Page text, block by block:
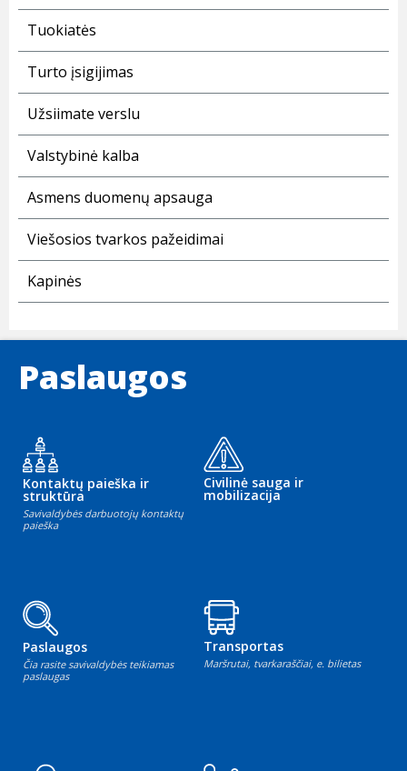
Tuokiatės
Turto įsigijimas
Užsiimate verslu
Valstybinė kalba
Asmens duomenų apsauga
Viešosios tvarkos pažeidimai
Kapinės
Paslaugos
Kontaktų paieška ir
struktūra
Savivaldybės darbuotojų kontaktų
paieška
Civilinė sauga ir
mobilizacija
Paslaugos
Čia rasite savivaldybės teikiamas
paslaugas
Transportas
Maršrutai, tvarkaraščiai, e. bilietas